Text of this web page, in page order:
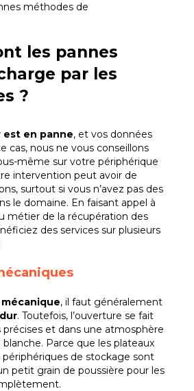
méthodes de
les pannes
par les
?
est en panne, et vos données
cas, nous ne vous conseillons
même sur votre périphérique
intervention peut avoir de
surtout si vous n’avez pas des
le domaine. En faisant appel à
métier de la récupération des
des services sur plusieurs
, il faut généralement
. Toutefois, l’ouverture se fait
et dans une atmosphère
blanche. Parce que les plateaux
de stockage sont
petit grain de poussière pour les